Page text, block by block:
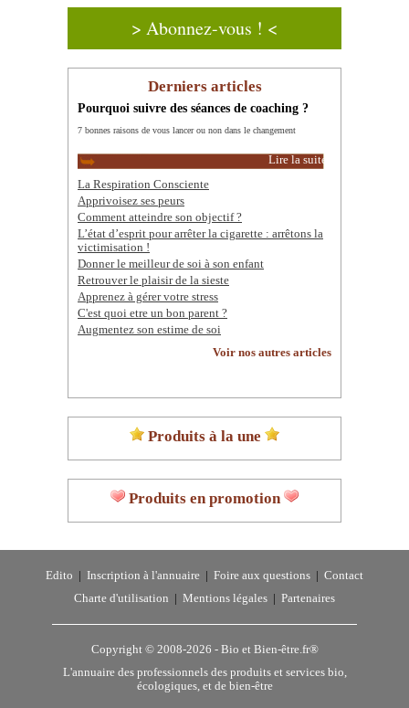
> Abonnez-vous ! <
Derniers articles
Pourquoi suivre des séances de coaching ?
7 bonnes raisons de vous lancer ou non dans le changement
Lire la suite
La Respiration Consciente
Apprivoisez ses peurs
Comment atteindre son objectif ?
L’état d’esprit pour arrêter la cigarette : arrêtons la
victimisation !
Donner le meilleur de soi à son enfant
Retrouver le plaisir de la sieste
Apprenez à gérer votre stress
C'est quoi etre un bon parent ?
Augmentez son estime de soi
Voir nos autres articles
Produits à la une
Produits en promotion
Edito Inscription à l'annuaire Foire aux questions
Contact
Charte d'utilisation
Mentions légales Partenaires
Copyright © 2008-2026 - Bio et Bien-être.fr®
L'annuaire des professionnels des produits et services bio,
écologiques, et de bien-être